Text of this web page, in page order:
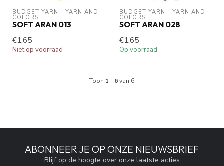
BUDGET YARN - YARN AND
COLORS
SOFT ARAN 013
€1,65
Niet op voorraad
BUDGET YARN - YARN AND
COLORS
SOFT ARAN 028
€1,65
Op voorraad
Toon 1 - 6van 6
ABONNEER JE OP ONZE NIEUWSBRIEF
Blijf op de hoogte over onze laatste acties